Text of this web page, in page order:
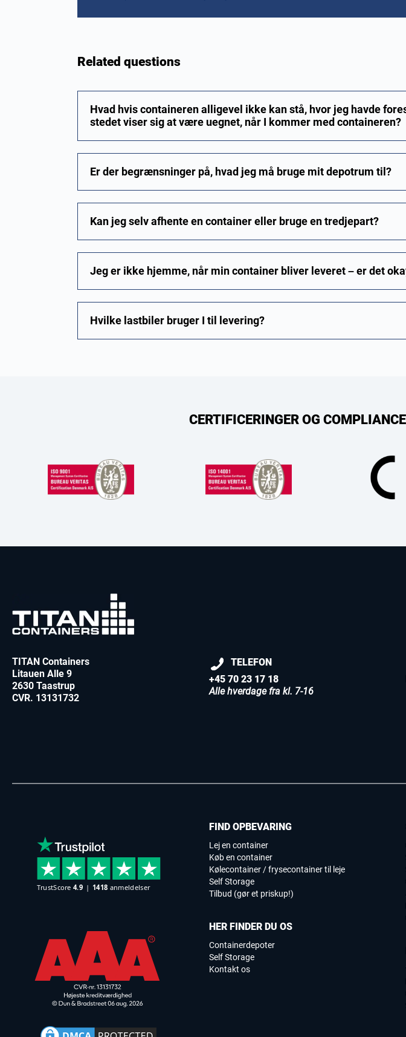
Related questions
Hvad hvis containeren alligevel ikke kan stå, hvor jeg havde
stedet viser sig at være uegnet, når I kommer med containeren?
Er der begrænsninger på, hvad jeg må bruge mit depotrum til?
Kan jeg selv afhente en container eller bruge en tredjepart?
Jeg er ikke hjemme, når min container bliver leveret – er det
Hvilke lastbiler bruger I til levering?
CERTIFICERINGER OG
TITAN Containers
Litauen Alle 9
2630 Taastrup
CVR. 13131732
TELEFON
+45 70 23 17 18
Alle hverdage fra kl. 7-16
FIND OPBEVARING
Lej en container
Køb en container
Kølecontainer / frysecontainer til leje
Self Storage
Tilbud (gør et priskup!)
HER FINDER DU OS
Containerdepoter
Self Storage
Kontakt os